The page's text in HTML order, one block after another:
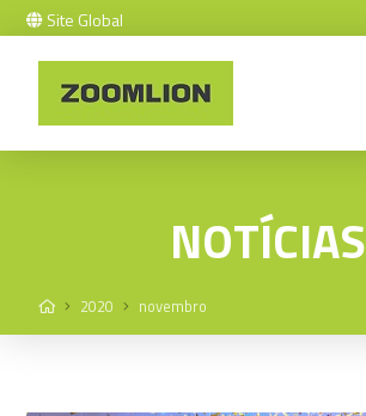
Site Global
NOTÍCIAS
Home2020 novembro